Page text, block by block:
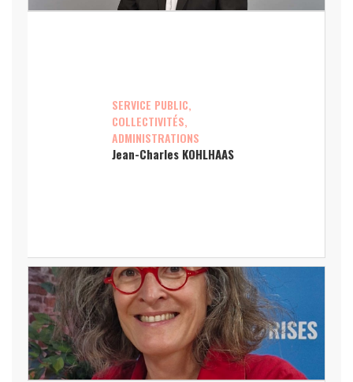
SERVICE PUBLIC,
COLLECTIVITÉS,
ADMINISTRATIONS
Jean-Charles KOHLHAAS